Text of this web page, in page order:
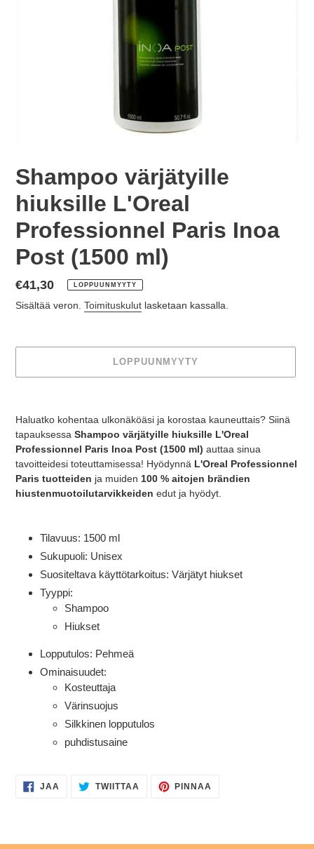
Shampoo värjätyille
hiuksille L'Oreal
Professionnel Paris Inoa
Post (1500 ml)
Normaalihinta
€41,30 LOPPUUNMYYTY
Sisältää veron. Toimituskulut lasketaan kassalla.
LOPPUUNMYYTY
Haluatko kohentaa ulkonäköäsi ja korostaa kauneuttais? Siinä
tapauksessa Shampoo värjätyille hiuksille L'Oreal
Professionnel Paris Inoa Post (1500 ml) auttaa sinua
tavoitteidesi toteuttamisessa! Hyödynnä L'Oreal Professionnel
Paris tuotteiden ja muiden 100 % aitojen brändien
hiustenmuotoilutarvikkeiden edut ja hyödyt.
Tilavuus: 1500 ml
Sukupuoli: Unisex
Suositeltava käyttötarkoitus: Värjätyt hiukset
Tyyppi:
Shampoo
Hiukset
Lopputulos: Pehmeä
Ominaisuudet:
Kosteuttaja
Värinsuojus
Silkkinen lopputulos
puhdistusaine
JAA
FACEBOOKISSA
TWIITTAA TWIITTAA
TWITTERISSÄ
PINNAA